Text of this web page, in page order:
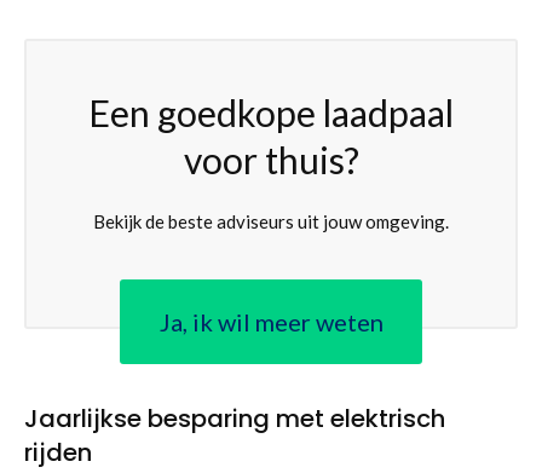
Een goedkope laadpaal
voor thuis?
Bekijk de beste adviseurs uit jouw omgeving.
Ja, ik wil meer weten
Jaarlijkse besparing met elektrisch
rijden